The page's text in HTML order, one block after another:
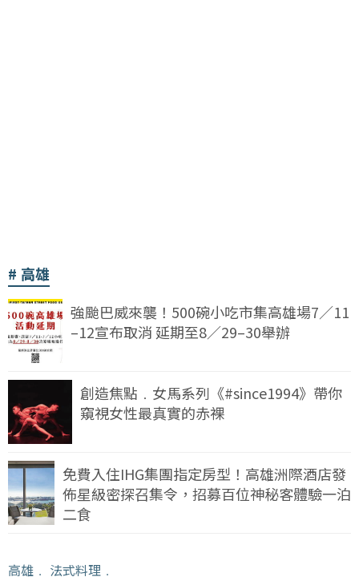
高雄
強颱巴威來襲！500碗小吃市集高雄場7／11
–12宣布取消 延期至8／29–30舉辦
創造焦點﹒女馬系列《#since1994》帶你
窺視女性最真實的赤裸
免費入住IHG集團指定房型！高雄洲際酒店發
佈星級密探召集令，招募百位神秘客體驗一泊
二食
高雄 ﹒ 法式料理 ﹒